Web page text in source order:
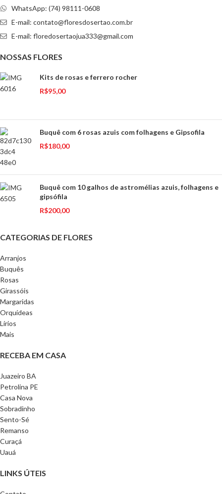
WhatsApp: (74) 98111-0608
E-mail: contato@floresdosertao.com.br
E-mail: floredosertaojua333@gmail.com
NOSSAS FLORES
Kits de rosas e ferrero rocher
R$95,00
Buquê com 6 rosas azuis com folhagens e Gipsofila
R$180,00
Buquê com 10 galhos de astromélias azuis, folhagens e
gipsófila
R$200,00
CATEGORIAS DE FLORES
Arranjos
Buquês
Rosas
Girassóis
Margaridas
Orquídeas
Lírios
Mais
RECEBA EM CASA
Juazeiro BA
Petrolina PE
Casa Nova
Sobradinho
Sento-Sé
Remanso
Curaçá
Uauá
LINKS ÚTEIS